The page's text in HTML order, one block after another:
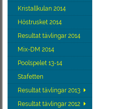
Kristallkulan 2014
Höstrusket 2014
Resultat tävlingar 2014
Mix-DM 2014
Poolspelet 13-14
Stafetten
Resultat tävlingar 2013
Resultat tävlingar 2012